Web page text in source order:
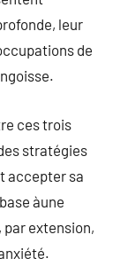
leur
de
ces trois
stratégies
accepter sa
àune
extension,